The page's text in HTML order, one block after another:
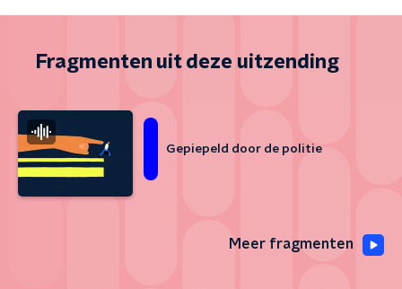
Fragmenten uit deze uitzending
Gepiepeld door de politie
Meer fragmenten